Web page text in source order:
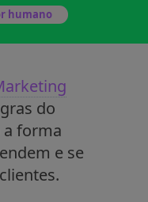
humano
do
forma
e se